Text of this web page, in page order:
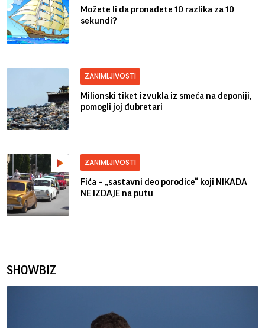
Možete li da pronađete 10 razlika za 10
sekundi?
ZANIMLJIVOSTI
Milionski tiket izvukla iz smeća na deponiji,
pomogli joj đubretari
ZANIMLJIVOSTI
Fića – „sastavni deo porodice“ koji NIKADA
NE IZDAJE na putu
SHOWBIZ